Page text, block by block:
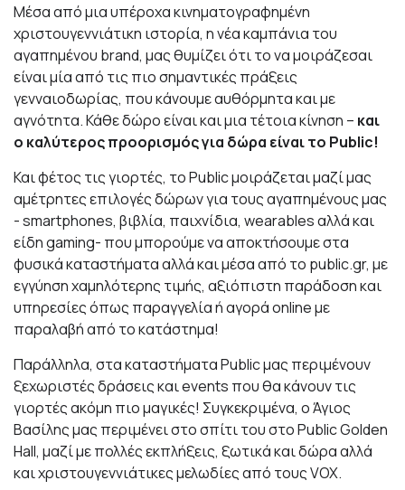
Μέσα από μια υπέροχα κινηματογραφημένη
χριστουγεννιάτικη ιστορία, η νέα καμπάνια του
αγαπημένου brand, μας θυμίζει ότι το να μοιράζεσαι
είναι μία από τις πιο σημαντικές πράξεις
γενναιοδωρίας, που κάνουμε αυθόρμητα και με
αγνότητα. Κάθε δώρο είναι και μια τέτοια κίνηση – και
ο καλύτερος προορισμός για δώρα είναι το Public!
Και φέτος τις γιορτές, το Public μοιράζεται μαζί μας
αμέτρητες επιλογές δώρων για τους αγαπημένους μας
- smartphones, βιβλία, παιχνίδια, wearables αλλά και
είδη gaming- που μπορούμε να αποκτήσουμε στα
φυσικά καταστήματα αλλά και μέσα από το public.gr, με
εγγύηση χαμηλότερης τιμής, αξιόπιστη παράδοση και
υπηρεσίες όπως παραγγελία ή αγορά online με
παραλαβή από το κατάστημα!
Παράλληλα, στα καταστήματα Public μας περιμένουν
ξεχωριστές δράσεις και events που θα κάνουν τις
γιορτές ακόμη πιο μαγικές! Συγκεκριμένα, ο Άγιος
Βασίλης μας περιμένει στο σπίτι του στο Public Golden
Hall, μαζί με πολλές εκπλήξεις, ξωτικά και δώρα αλλά
και χριστουγεννιάτικες μελωδίες από τους VOX.